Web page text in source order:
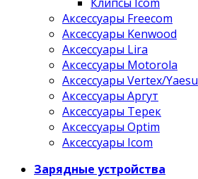
Аксессуары Freecom
Аксессуары Kenwood
Аксессуары Lira
Аксессуары Motorola
Аксессуары Vertex/Yaesu
Аксессуары Аргут
Аксессуары Терек
Аксессуары Optim
Аксессуары Icom
Зарядные устройства